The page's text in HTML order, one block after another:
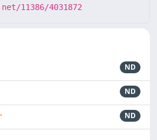
11386/4031872
ND
ND
ND